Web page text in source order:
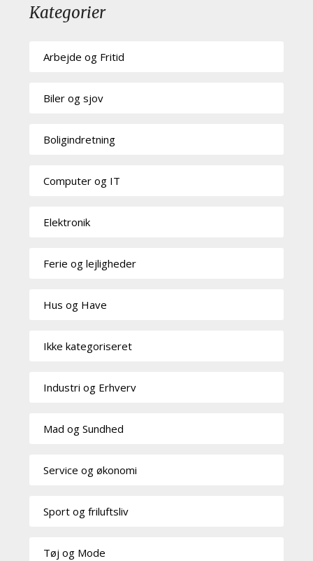
Kategorier
Arbejde og Fritid
Biler og sjov
Boligindretning
Computer og IT
Elektronik
Ferie og lejligheder
Hus og Have
Ikke kategoriseret
Industri og Erhverv
Mad og Sundhed
Service og økonomi
Sport og friluftsliv
Tøj og Mode